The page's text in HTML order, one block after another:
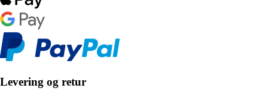
Levering og retur